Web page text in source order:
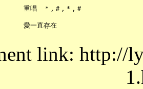
     重唱　＊,＃,＊,＃
link: http://